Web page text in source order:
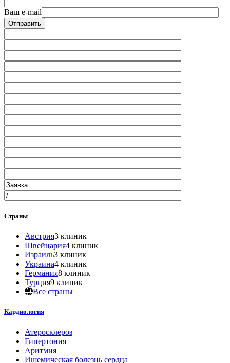
Ваш e-mail
Страны
Австрия3 клиник
Швейцария4 клиник
Израиль3 клиник
Украина4 клиник
Германия8 клиник
Турция9 клиник
Все страны
Кардиология
Атеросклероз
Гипертония
Аритмия
Ишемическая болезнь сердца